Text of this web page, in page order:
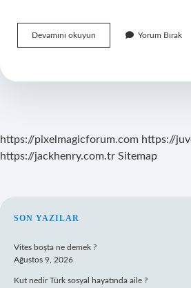
Devamını okuyun Pasaport
Nerenin
Yorum Bırak
https://pixelmagicforum.com https://
https://jackhenry.com.tr Sitemap
SIDEBAR
SON YAZILAR
Vites boşta ne demek ?
Ağustos 9, 2026
Kut nedir Türk sosyal hayatında aile ?